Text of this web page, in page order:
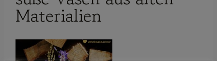
Materialien